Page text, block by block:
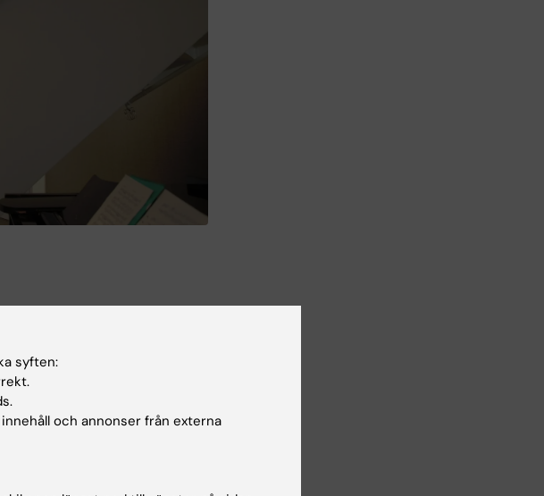
syften:
och annonser från externa